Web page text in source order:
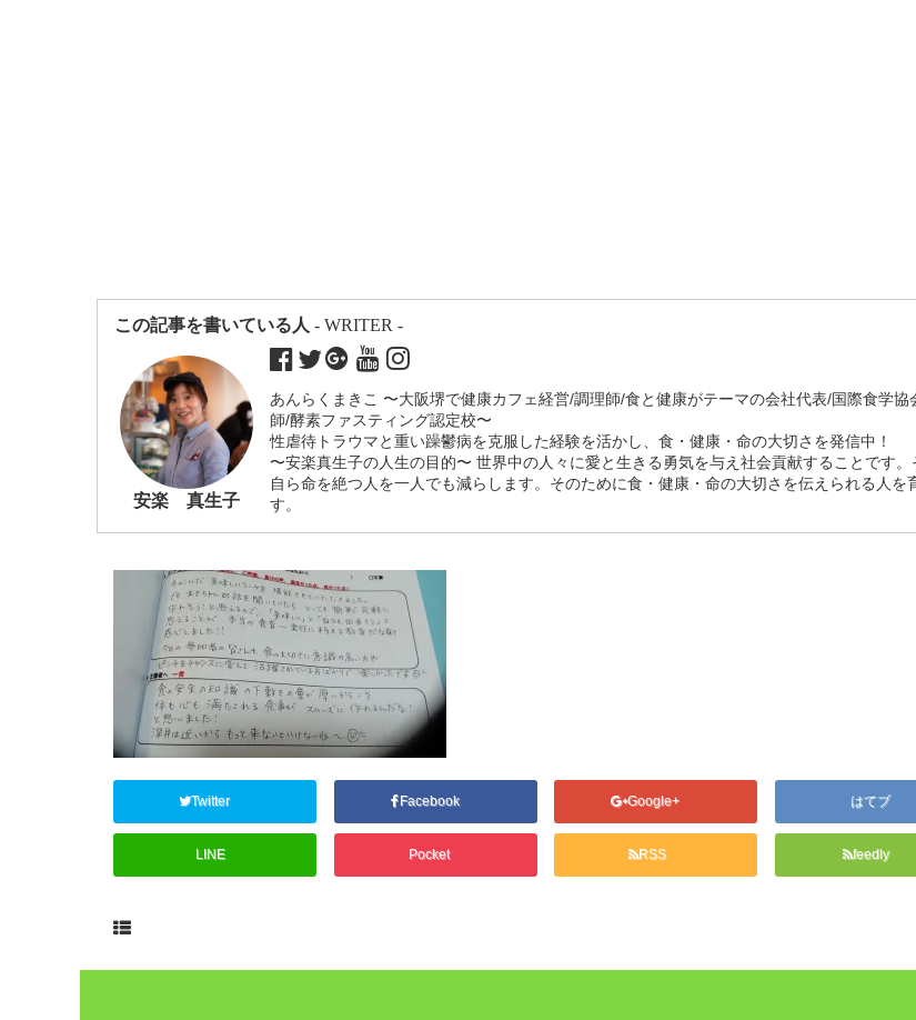
この記事を書いている人 - WRITER -
あんらくまきこ 〜大阪堺で健康カフェ経営/調理師/食と健康がテーマの会社代表/国際食学協
師/酵素ファスティング認定校〜
性虐待トラウマと重い躁鬱病を克服した経験を活かし、食・健康・命の大切さを発信中！
〜安楽真生子の人生の目的〜 世界中の人々に愛と生きる勇気を与え社会貢献することです。
自ら命を絶つ人を一人でも減らします。そのために食・健康・命の大切さを伝えられる人を
す。
安楽 真生子
Twitter Facebook Google+ はてブ
LINE Pocket RSS feedly